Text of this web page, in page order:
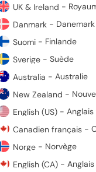
Copyright 2026 ©
Politique de
Politique en matière
Sous-traitants
Certifications
Utilisation des
Déclaration sur
Web design agency
UK & Ireland - Royaume-Uni et
Danmark - Danemark
Suomi- Finlande
Sverige- Suède
Australia - Australie
New Zealand - Nouvelle-
English (US)- Anglais
Canadien français- Canadien
Norge- Norvège
English (CA)- Anglais